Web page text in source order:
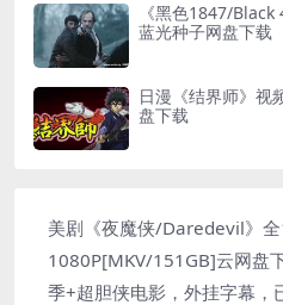
《黑色1847/
蓝光种子网盘下载
日漫《结界师》视
盘下载
美剧《夜魔侠/Daredevil》
1080P[MKV/151GB]云网盘
季+超胆侠电影，外挂字幕，